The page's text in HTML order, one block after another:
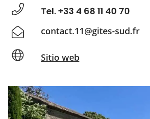
Tel. +33 4 68 11 40 70
contact.11@gites-sud.fr
Sitio web